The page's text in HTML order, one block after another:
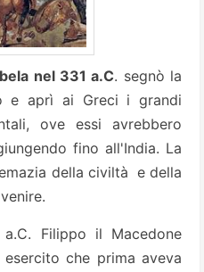
nel 331 a.C. segnò la
e aprì ai Greci i grandi
ove essi avrebbero
fino all'India. La
della civiltà e della
Filippo il Macedone
che prima aveva